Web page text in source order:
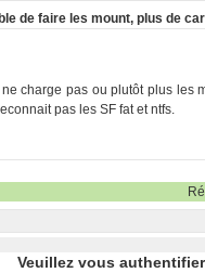
de faire les mount, plus de
ne charge pas ou plutôt plus
pas les SF fat et ntfs.
Veuillez vous